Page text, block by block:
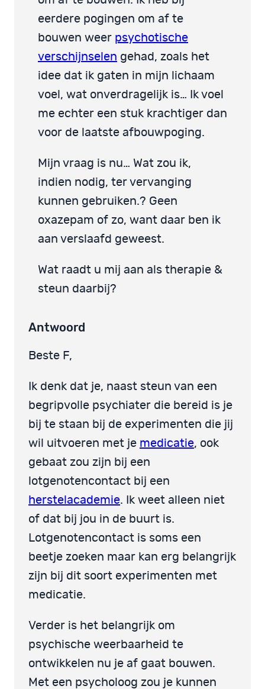
eerdere pogingen om af te
bouwen weer psychotische
verschijnselen gehad, zoals het
idee dat ik gaten in mijn lichaam
voel, wat onverdragelijk is… Ik voel
me echter een stuk krachtiger dan
voor de laatste afbouwpoging.
Mijn vraag is nu… Wat zou ik,
indien nodig, ter vervanging
kunnen gebruiken.? Geen
oxazepam of zo, want daar ben ik
aan verslaafd geweest.
Wat raadt u mij aan als therapie &
steun daarbij?
Antwoord
Beste F,
Ik denk dat je, naast steun van een
begripvolle psychiater die bereid is je
bij te staan bij de experimenten die jij
wil uitvoeren met je medicatie, ook
gebaat zou zijn bij een
lotgenotencontact bij een
herstelacademie. Ik weet alleen niet
of dat bij jou in de buurt is.
Lotgenotencontact is soms een
beetje zoeken maar kan erg belangrijk
zijn bij dit soort experimenten met
medicatie.
Verder is het belangrijk om
psychische weerbaarheid te
ontwikkelen nu je af gaat bouwen.
Met een psycholoog zou je kunnen